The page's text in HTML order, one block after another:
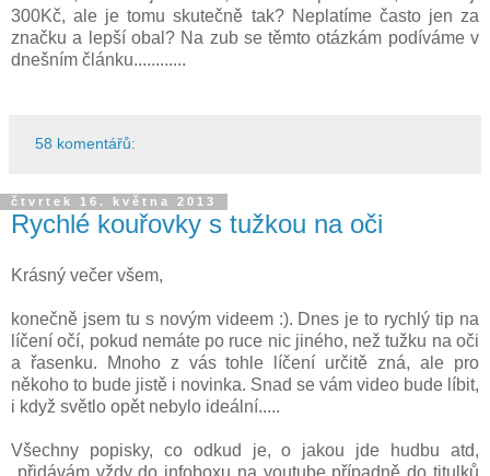
300Kč, ale je tomu skutečně tak? Neplatíme často jen za
značku a lepší obal? Na zub se těmto otázkám podíváme v
dnešním článku............
58 komentářů:
čtvrtek 16. května 2013
Rychlé kouřovky s tužkou na oči
Krásný večer všem,
konečně jsem tu s novým videem :). Dnes je to rychlý tip na
líčení očí, pokud nemáte po ruce nic jiného, než tužku na oči
a řasenku. Mnoho z vás tohle líčení určitě zná, ale pro
někoho to bude jistě i novinka. Snad se vám video bude líbit,
i když světlo opět nebylo ideální.....
Všechny popisky, co odkud je, o jakou jde hudbu atd,